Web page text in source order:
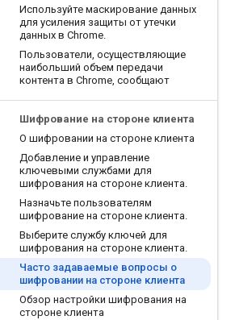
Используйте маскирование данных
для усиления защиты от утечки
данных в Chrome.
Пользователи, осуществляющие
наибольший объем передачи
контента в Chrome, сообщают
Шифрование на стороне клиента
О шифровании на стороне клиента
Добавление и управление
ключевыми службами для
шифрования на стороне клиента.
Назначьте пользователям
шифрование на стороне клиента.
Выберите службу ключей для
шифрования на стороне клиента.
Часто задаваемые вопросы о
шифровании на стороне клиента
Обзор настройки шифрования на
стороне клиента